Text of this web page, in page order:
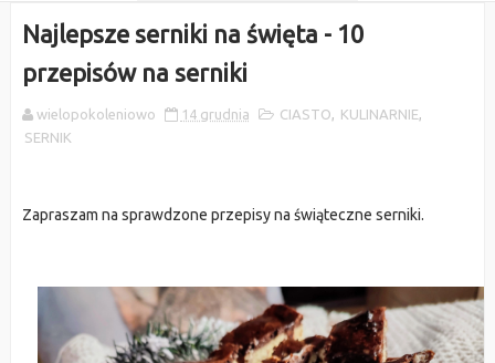
Najlepsze serniki na święta - 10
przepisów na serniki
wielopokoleniowo 14 grudnia CIASTO, KULINARNIE,
SERNIK
Zapraszam na sprawdzone przepisy na świąteczne serniki.